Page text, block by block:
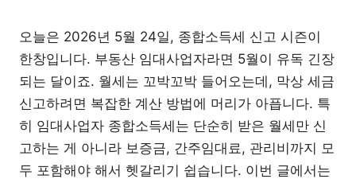
오늘은 2026년 5월 24일, 종합소득세 신고 시즌이
한창입니다. 부동산 임대사업자라면 5월이 유독 긴장
되는 달이죠. 월세는 꼬박꼬박 들어오는데, 막상 세금
신고하려면 복잡한 계산 방법에 머리가 아픕니다. 특
히 임대사업자 종합소득세는 단순히 받은 월세만 신
고하는 게 아니라 보증금, 간주임대료, 관리비까지 모
두 포함해야 해서 헷갈리기 쉽습니다. 이번 글에서는